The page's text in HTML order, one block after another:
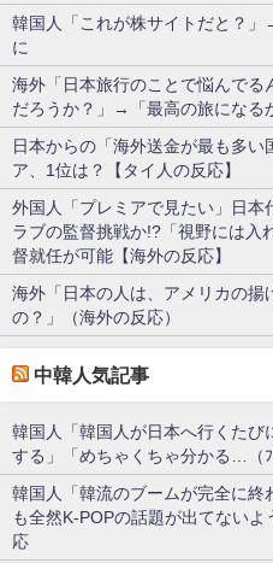
韓国人「これが株サイトだと？
に
海外「日本旅行のことで悩んでる
だろうか？」→「最高の旅になる
日本からの「海外送金が最も多
ア、1位は？【タイ人の反応】
外国人「プレミアで見たい」日本
ラブの監督挑戦か!?「視野には入
督就任が可能【海外の反応】
海外「日本の人は、アメリカの揚
の？」（海外の反応）
中韓人気記事
韓国人「韓国人が日本へ行くた
する」「めちゃくちゃ分かる…（
韓国人「韓流のブームが完全に
も全然K-POPの話題が出てない
応